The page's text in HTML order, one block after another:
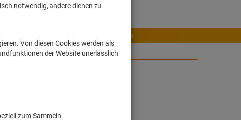
Tonies
notwendig, andere dienen zu
Von diesen Cookies werden als
der Website unerlässlich
zum Sammeln